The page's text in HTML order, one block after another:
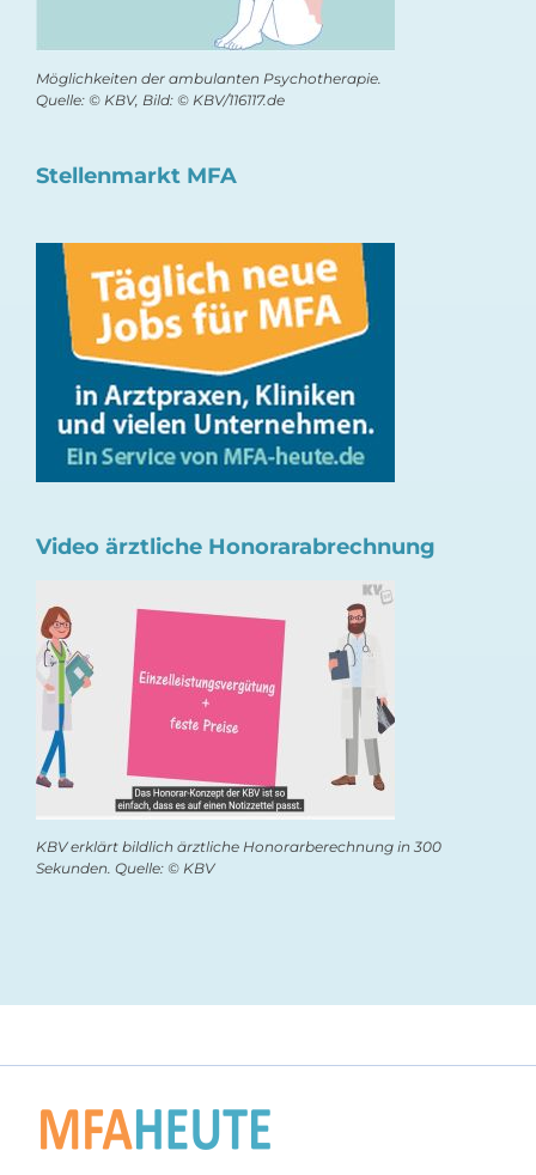
Möglichkeiten der ambulanten Psychotherapie.
Quelle: © KBV, Bild: © KBV/116117.de
Stellenmarkt MFA
Video ärztliche Honorarabrechnung
KBV erklärt bildlich ärztliche Honorarberechnung in 300
Sekunden. Quelle: © KBV